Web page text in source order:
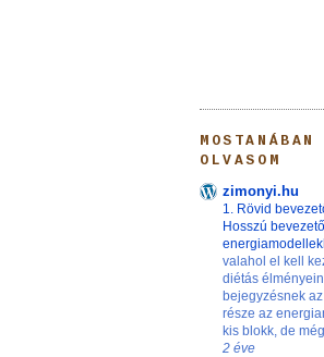
OLVASOM
zimonyi.hu
1. Rövid
Hosszú bevezető
valahol el kell
diétás
bejegyzésnek
része az
kis blokk, de
2 éve